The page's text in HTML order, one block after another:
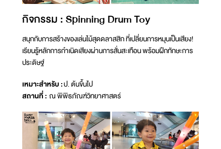
กิจกรรม : Spinning Drum Toy
สนุกกับการสร้างของเล่นไม้สุดดลาสสิก ที่เปลี่ยนการหมุนเป็นเสียง!
เรียนรู้หลักการกำเนิดเสียงผ่านการสั่นสะเทือน พร้อมฝึกทักษะการ
ประดิษฐ์
เหมาะสำหรับ :ป. ต้นขึ้นไป
สถานที่ : ณ พิพิธภัณฑ์วิทยาศาสตร์